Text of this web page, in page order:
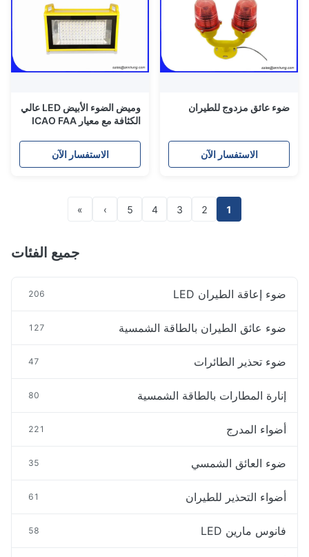
ضوء عائق مزدوج للطيران
الاستفسار الآن
وميض الضوء الأبيض LED عالي
الكثافة مع معيار ICAO FAA
الاستفسار الآن
1
2
3
4
5
›
»
جميع الفئات
ضوء إعاقة الطيران LED 206
ضوء عائق الطيران بالطاقة الشمسية 127
ضوء تحذير الطائرات 47
إنارة المطارات بالطاقة الشمسية 80
أضواء المدرج 221
ضوء العائق الشمسي 35
أضواء التحذير للطيران 61
فانوس مارين LED 58